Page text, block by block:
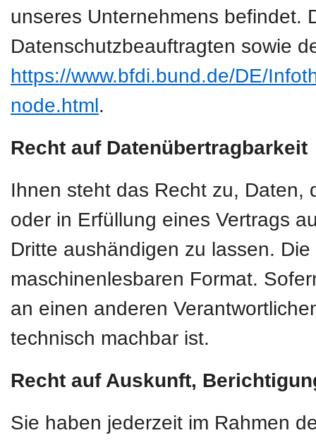
unseres Unternehmens befindet.
Datenschutzbeauftragten sowie
https://www.bfdi.bund.de/DE/
node.html.
Recht auf Datenübertragbarkeit
Ihnen steht das Recht zu, Daten,
oder in Erfüllung eines Vertrags
Dritte aushändigen zu lassen.
maschinenlesbaren Format.
an einen anderen
technisch machbar ist.
Recht auf Auskunft,
Sie haben jederzeit im Rahmen